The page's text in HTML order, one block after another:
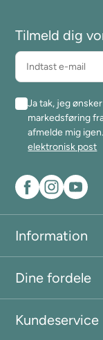
Tilmeld dig
Ja tak, jeg
markedsføring
afmelde mig igen.
elektronisk post
Information
Dine fordele
Kundeservice